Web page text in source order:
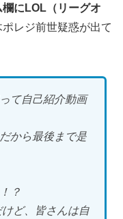
欄にLOL（リーグオ
レジ前世疑惑が出て
て自己紹介動画
から最後まで是
？
ど、皆さんは自